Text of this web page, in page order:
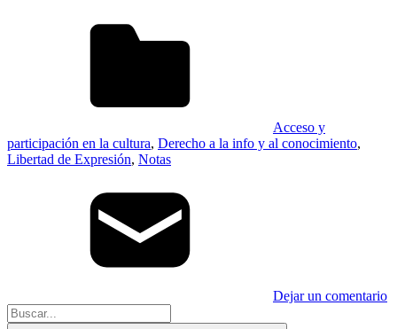
Acceso y
participación en la cultura, Derecho a la info y al conocimiento,
Libertad de Expresión, Notas
Dejar un comentario
Buscar: